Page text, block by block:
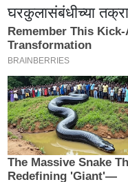
घरकुलासंबंधीच्या